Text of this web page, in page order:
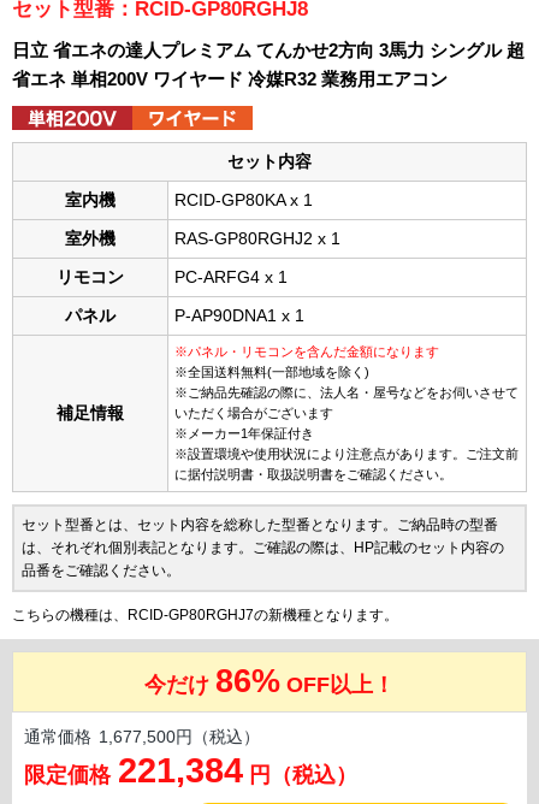
セット型番：RCID-GP80RGHJ8
日立 省エネの達人プレミアム てんかせ2方向 3馬力 シングル 超
省エネ 単相200V ワイヤード 冷媒R32 業務用エアコン
セット内容
室内機 RCID-GP80KA x 1
室外機 RAS-GP80RGHJ2 x 1
リモコン PC-ARFG4 x 1
パネル P-AP90DNA1 x 1
補足情報
※パネル・リモコンを含んだ金額になります
※全国送料無料(一部地域を除く)
※ご納品先確認の際に、法人名・屋号などをお伺いさせて
いただく場合がございます
※メーカー1年保証付き
※設置環境や使用状況により注意点があります。ご注文前
に据付説明書・取扱説明書をご確認ください。
セット型番とは、セット内容を総称した型番となります。ご納品時の型番
は、それぞれ個別表記となります。ご確認の際は、HP記載のセット内容の
品番をご確認ください。
こちらの機種は、RCID-GP80RGHJ7の新機種となります。
今だけ 86% OFF以上！
通常価格 1,677,500円（税込）
限定価格 221,384 円（税込）